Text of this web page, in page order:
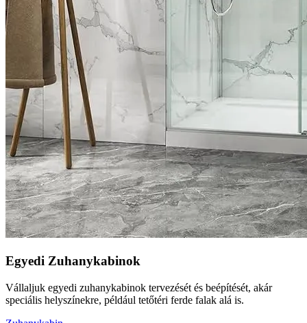
Egyedi Zuhanykabinok
Vállaljuk egyedi zuhanykabinok tervezését és beépítését, akár
speciális helyszínekre, például tetőtéri ferde falak alá is.